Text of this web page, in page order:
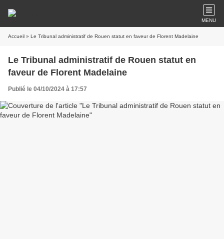
MENU
Accueil » Le Tribunal administratif de Rouen statut en faveur de Florent Madelaine
Le Tribunal administratif de Rouen statut en
faveur de Florent Madelaine
Publié le 04/10/2024 à 17:57